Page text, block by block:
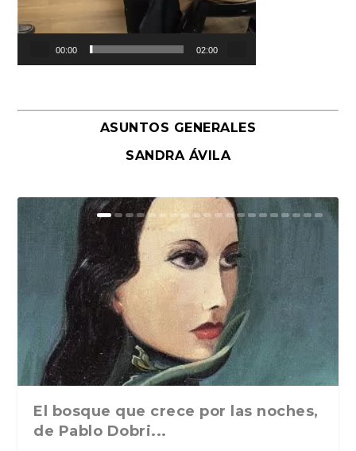
00:00 02:00
ASUNTOS GENERALES
SANDRA ÁVILA
El bosque que crece por las noches,
de Pablo Dobri...